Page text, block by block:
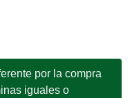
por la compra
iguales o